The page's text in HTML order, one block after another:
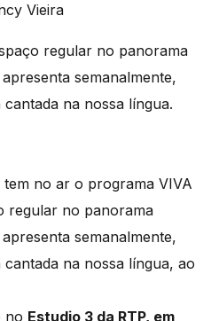
Vieira
regular no panorama
semanalmente,
na nossa língua.
tem no ar o programa VIVA
regular no panorama
semanalmente,
na nossa língua, ao
no Estudio 3 da RTP, em